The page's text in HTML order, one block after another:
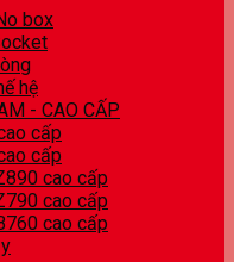
box
hệ
- CAO CẤP
cấp
cấp
cao cấp
cao cấp
cao cấp